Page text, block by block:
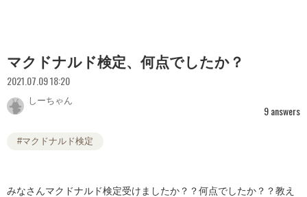
マクドナルド検定、何点でしたか？
2021.07.09 18:20
しーちゃん
9 answers
#マクドナルド検定
みなさんマクドナルド検定受けましたか？？何点でしたか？？教え